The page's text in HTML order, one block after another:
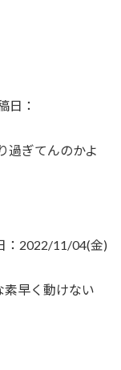
日：
過ぎてんのかよ
：2022/11/04(金)
早く動けない